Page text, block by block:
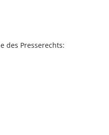
des Presserechts: